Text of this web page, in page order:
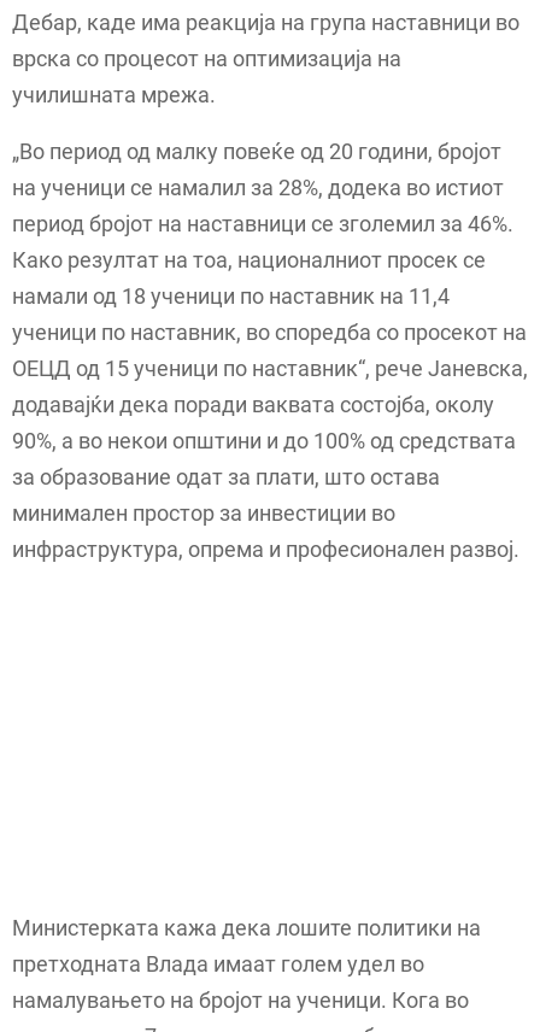
Дебар, каде има реакција на група наставници во
врска со процесот на оптимизација на
училишната мрежа.
„Во период од малку повеќе од 20 години, бројот
на ученици се намалил за 28%, додека во истиот
период бројот на наставници се зголемил за 46%.
Како резултат на тоа, националниот просек се
намали од 18 ученици по наставник на 11,4
ученици по наставник, во споредба со просекот на
ОЕЦД од 15 ученици по наставник“, рече Јаневска,
додавајќи дека поради ваквата состојба, околу
90%, а во некои општини и до 100% од средствата
за образование одат за плати, што остава
минимален простор за инвестиции во
инфраструктура, опрема и професионален развој.
Министерката кажа дека лошите политики на
претходната Влада имаат голем удел во
намалувањето на бројот на ученици. Кога во